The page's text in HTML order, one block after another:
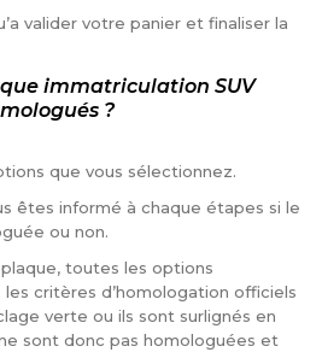
valider votre panier et finaliser la
immatriculation SUV
?
que vous sélectionnez.
êtes informé à chaque étapes si le
ou non.
toutes les options
critères d’homologation officiels
verte ou ils sont surlignés en
sont donc pas homologuées et